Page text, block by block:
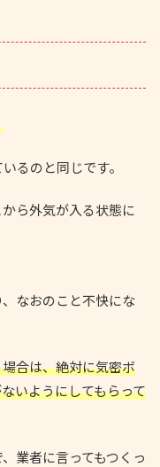
るのと同じです。
ら外気が入る状態に
なおのこと不快にな
合は、絶対に気密ボ
いようにしてもらって
業者に言ってもつくっ